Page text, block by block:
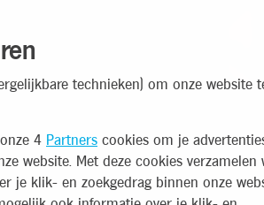
technieken) om onze website
4 Partners cookies om je
website. Met deze cookies verzamelen
je klik- en zoekgedrag binnen onze